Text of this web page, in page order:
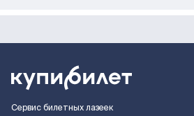
Сервис билетных лазеек